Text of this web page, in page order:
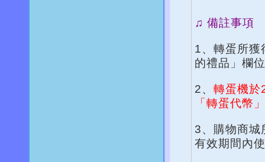
♫ 備註事項
1、轉蛋所
的禮品」欄
2、 轉蛋機
「轉蛋代幣
3、購物商城
有效期間內